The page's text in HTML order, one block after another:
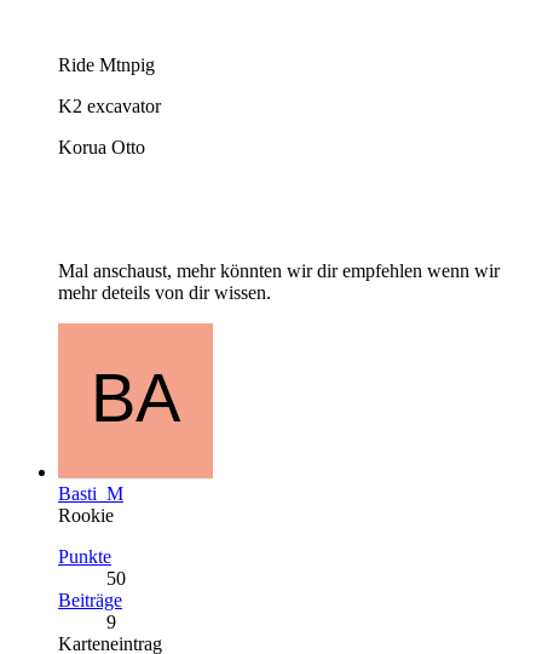
Ride Mtnpig
K2 excavator
Korua Otto
Mal anschaust, mehr könnten wir dir empfehlen wenn wir
mehr deteils von dir wissen.
Basti_M
Rookie
Punkte
50
Beiträge
9
Karteneintrag